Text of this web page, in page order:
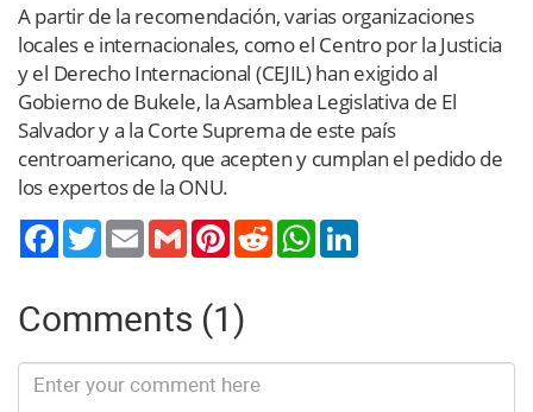
A partir de la recomendación, varias organizaciones
locales e internacionales, como el Centro por la Justicia
y el Derecho Internacional (CEJIL) han exigido al
Gobierno de Bukele, la Asamblea Legislativa de El
Salvador y a la Corte Suprema de este país
centroamericano, que acepten y cumplan el pedido de
los expertos de la ONU.
TwitterEmail Gmail PinterestReddit WhatsApp
Comments (1)